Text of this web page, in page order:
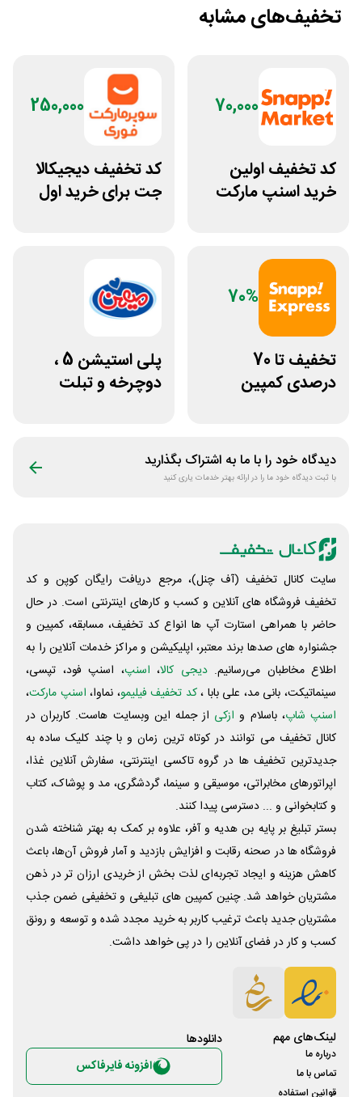
تخفیف‌های مشابه
70,000
کد تخفیف اولین
خرید اسنپ مارکت
250,000
کد تخفیف دیجیکالا
جت برای خرید اول
70%
تخفیف تا 70
درصدی کمپین
پلی استیشن 5 ،
دوچرخه و تبلت
دیدگاه خود را با ما به اشتراک بگذارید
با ثبت دیدگاه خود ما را در ارائه بهتر خدمات یاری کنید
سایت کانال تخفیف (آف چنل)، مرجع دریافت رایگان کوپن و کد
تخفیف فروشگاه های آنلاین و کسب و‌ کارهای اینترنتی است. در حال
حاضر با همراهی استارت آپ ها انواع کد تخفیف، مسابقه، کمپین و
جشنواره های صدها برند معتبر، اپلیکیشن و مراکز خدمات آنلاین را به
اطلاع مخاطبان می‌رسانیم. دیجی کالا، اسنپ، اسنپ فود، تپسی،
سینماتیکت، بانی مد، علی‌ بابا ،کد تخفیف فیلیمو، نماوا، اسنپ مارکت،
اسنپ شاپ، باسلام و ازکی از جمله این وبسایت ‌هاست. کاربران در
کانال تخفیف می توانند در کوتاه ترین زمان و با چند کلیک ساده به
جدیدترین تخفیف ها در گروه تاکسی اینترنتی، سفارش آنلاین غذا،
اپراتورهای مخابراتی، موسیقی و سینما، گردشگری، مد و پوشاک، کتاب
و کتابخوانی و ... دسترسی پیدا کنند.
بستر تبلیغ بر پایه بن هدیه و آفر، علاوه بر کمک به بهتر شناخته شدن
فروشگاه ها در صحنه رقابت و افزایش بازدید و آمار فروش آن‌ها، باعث
کاهش هزینه و ایجاد تجربه‌ای لذت بخش از خریدی ارزان تر در ذهن
مشتریان خواهد شد. چنین کمپین های تبلیغی و تخفیفی ضمن جذب
مشتریان جدید باعث ترغیب کاربر به خرید مجدد شده و توسعه و رونق
کسب و کار در فضای آنلاین را در پی خواهد داشت.
لینک‌های مهم
درباره ما
تماس با ما
قوانین استفاده
دانلود‌ها
افزونه فایرفاکس